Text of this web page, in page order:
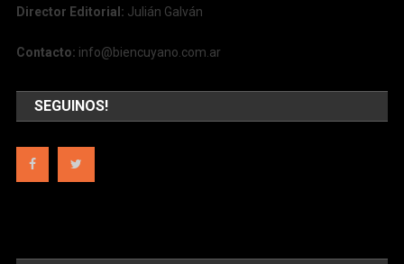
Director Editorial: Julián Galván
Contacto: info@biencuyano.com.ar
SEGUINOS!